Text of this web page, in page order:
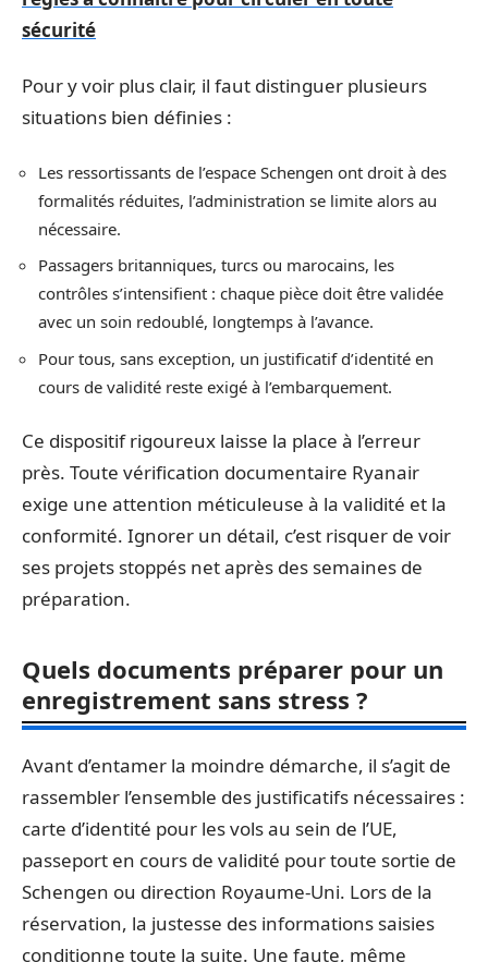
sécurité
Pour y voir plus clair, il faut distinguer plusieurs
situations bien définies :
Les ressortissants de l’espace Schengen ont droit à des
formalités réduites, l’administration se limite alors au
nécessaire.
Passagers britanniques, turcs ou marocains, les
contrôles s’intensifient : chaque pièce doit être validée
avec un soin redoublé, longtemps à l’avance.
Pour tous, sans exception, un justificatif d’identité en
cours de validité reste exigé à l’embarquement.
Ce dispositif rigoureux laisse la place à l’erreur
près. Toute vérification documentaire Ryanair
exige une attention méticuleuse à la validité et la
conformité. Ignorer un détail, c’est risquer de voir
ses projets stoppés net après des semaines de
préparation.
Quels documents préparer pour un
enregistrement sans stress ?
Avant d’entamer la moindre démarche, il s’agit de
rassembler l’ensemble des justificatifs nécessaires :
carte d’identité pour les vols au sein de l’UE,
passeport en cours de validité pour toute sortie de
Schengen ou direction Royaume-Uni. Lors de la
réservation, la justesse des informations saisies
conditionne toute la suite. Une faute, même